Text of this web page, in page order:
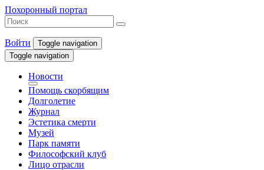
Похоронный портал
Войти
Toggle navigation
Toggle navigation
Новости
Помощь скорбящим
Долголетие
Журнал
Эстетика смерти
Музей
Парк памяти
Философский клуб
Лицо отрасли